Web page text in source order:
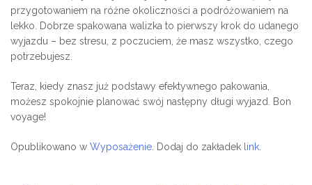
przygotowaniem na różne okoliczności a podróżowaniem na
lekko. Dobrze spakowana walizka to pierwszy krok do udanego
wyjazdu – bez stresu, z poczuciem, że masz wszystko, czego
potrzebujesz.
Teraz, kiedy znasz już podstawy efektywnego pakowania,
możesz spokojnie planować swój następny długi wyjazd. Bon
voyage!
Opublikowano w Wyposażenie. Dodaj do zakładek link.